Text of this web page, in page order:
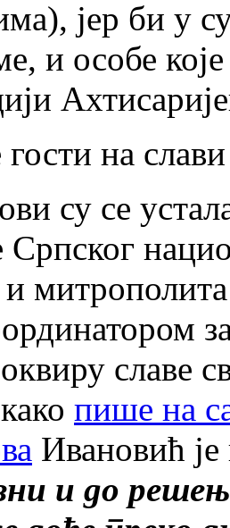
јер би у
и особе
на
су се
Српског
славе
пише на
Ивановић
и до